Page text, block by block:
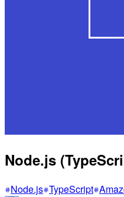
Node.js
Node.js TypeScript